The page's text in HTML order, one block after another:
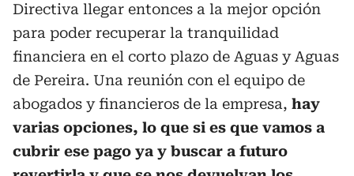
Directiva llegar entonces a la mejor opción
para poder recuperar la tranquilidad
financiera en el corto plazo de Aguas y Aguas
de Pereira. Una reunión con el equipo de
abogados y financieros de la empresa, hay
varias opciones, lo que si es que vamos a
cubrir ese pago ya y buscar a futuro